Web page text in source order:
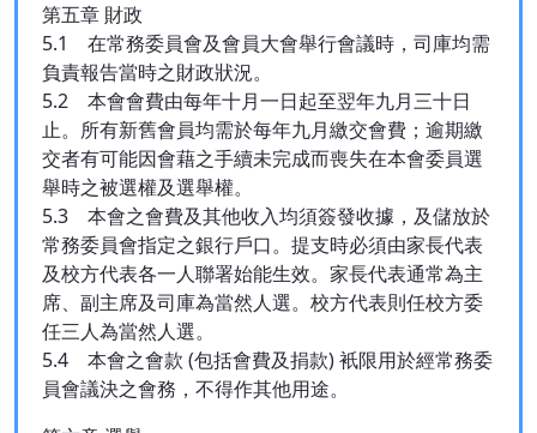
第五章 財政
5.1 在常務委員會及會員大會舉行會議時，司庫均需
負責報告當時之財政狀況。
5.2 本會會費由每年十月一日起至翌年九月三十日
止。所有新舊會員均需於每年九月繳交會費；逾期繳
交者有可能因會藉之手續未完成而喪失在本會委員選
舉時之被選權及選舉權。
5.3 本會之會費及其他收入均須簽發收據，及儲放於
常務委員會指定之銀行戶口。提支時必須由家長代表
及校方代表各一人聯署始能生效。家長代表通常為主
席、副主席及司庫為當然人選。校方代表則任校方委
任三人為當然人選。
5.4 本會之會款 (包括會費及捐款) 衹限用於經常務委
員會議決之會務，不得作其他用途。